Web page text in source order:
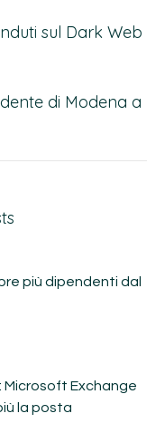
sul Dark Web
di Modena a
più dipendenti dal
Microsoft Exchange
la posta